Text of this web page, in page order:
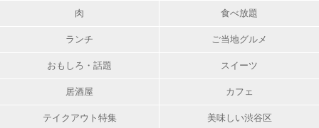
肉 食べ放題
ランチ ご当地グルメ
おもしろ・話題 スイーツ
居酒屋 カフェ
テイクアウト特集 美味しい渋谷区